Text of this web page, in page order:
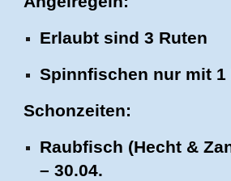
Erlaubt sind 3 Ruten
Spinnfischen nur mit 1
Schonzeiten:
Raubfisch (Hecht &
– 30.04.